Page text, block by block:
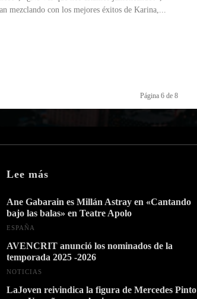
mezclando con los mejores éxitos de Karina,...
Página 6 de 8
Lee más
Ane Gabarain es Millán Astray en «Cantando
bajo las balas» en Teatre Apolo
ESPAÑA
AVENCRIT anunció los nominados de la
temporada 2025 -2026
NOTICIAS
LaJoven reivindica la figura de Mercedes Pinto